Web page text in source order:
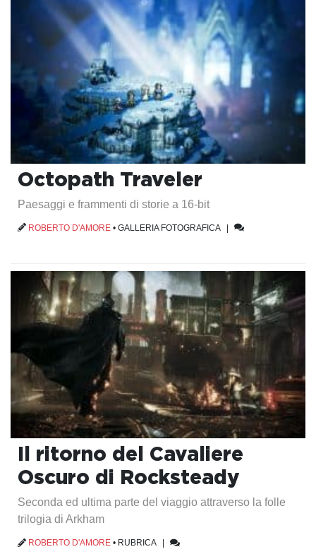
Octopath Traveler
Paesaggi e frammenti di storie a 16-bit
ROBERTO D'AMORE • GALLERIA FOTOGRAFICA|
Il ritorno del Cavaliere
Oscuro di Rocksteady
Seconda ed ultima parte del viaggio attraverso la folle
trilogia di Arkham
ROBERTO D'AMORE • RUBRICA|